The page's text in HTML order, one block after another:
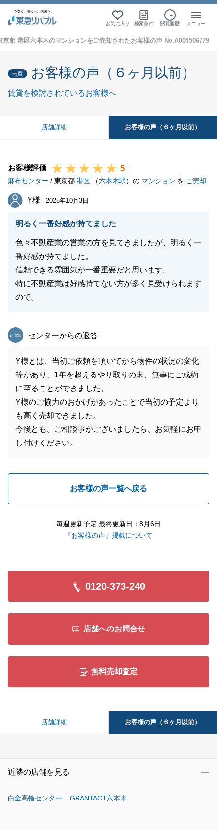
お気に入り 検索条件 閲覧履歴 メニュー
京都 港区六本木のマンションをご売却されたお客様の声 No.A004506779
売買 お客様の声（６ヶ月以前）
賃貸を検討されているお客様へ
店舗詳細 お客様の声（６ヶ月以前）
お客様評価 5
麻布センター / 東京都 港区 （六本木駅）の マンション を ご売却
Y様
Y様 2025年10月3日
明るく一番好感が持てました
色々不動産業の営業の方を見てきましたが、明るく一
番好感が持てました。
信頼できる雰囲気が一番重要だと思います。
特に不動産業は好感持てない方が多く見受けられます
ので。
東急リバブル
センターからの返答
Y様とは、当初ご依頼を頂いてから物件の状況の変化
等があり、1年を超えるやり取りの末、無事にご成約
に至ることができました。
Y様のご協力のおかげがあったことで当初の予定より
も高く売却できました。
今後とも、ご相談事がございましたら、お気軽にお申
し付けください。
お客様の声一覧へ戻る
毎週更新予定 最終更新日：8月6日
『お客様の声』掲載について
0120-373-240
店舗へのお問合せ
無料売却査定
店舗詳細 お客様の声（６ヶ月以前）
近隣の店舗を見る
白金高輪センター GRANTACT六本木